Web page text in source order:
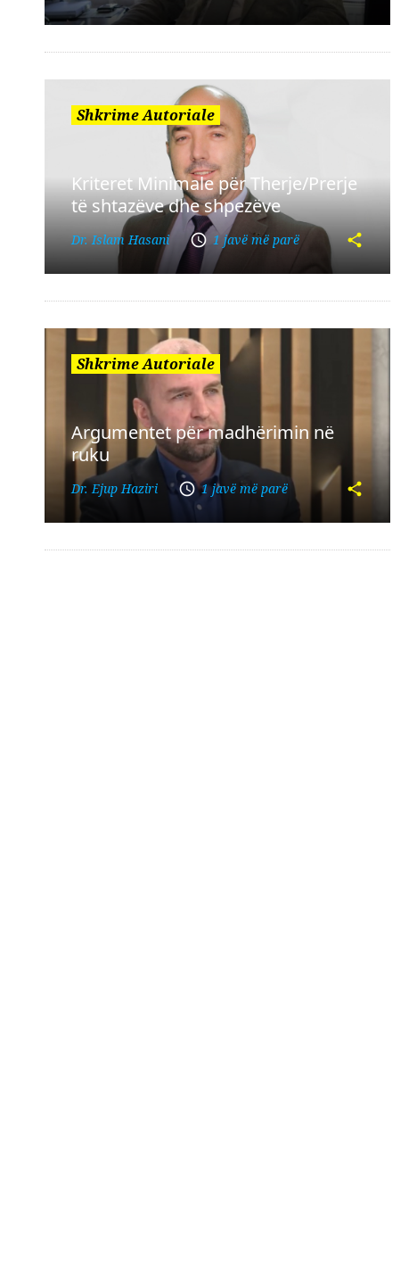
Shkrime Autoriale
Kriteret Minimale për Therje/Prerje
të shtazëve dhe shpezëve
Dr. Islam Hasani 1 javë më parë
Shkrime Autoriale
Argumentet për madhërimin në
ruku
Dr. Ejup Haziri 1 javë më parë